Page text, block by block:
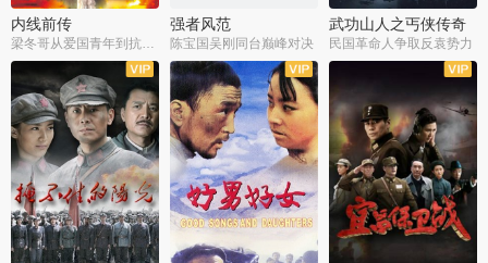
内线前传 强者风范
陈宝国吴刚同台巅峰对决
武功山人之丐侠传奇
民国革命人争取反袁势力
全38集
全9集 全35集